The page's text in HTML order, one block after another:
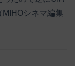
シネマ編集